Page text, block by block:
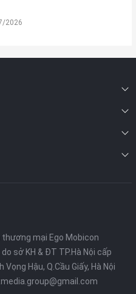
2026
mại Ego Mobicon
sở KH & ĐT TP.Hà Nội cấp
Hậu, Q.Cầu Giấy, Hà Nội